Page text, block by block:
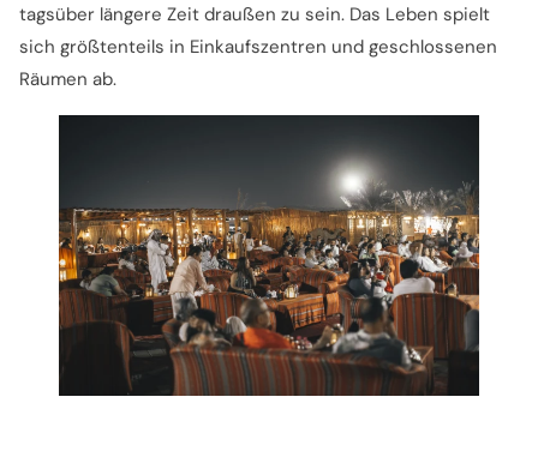
tagsüber längere Zeit draußen zu sein. Das Leben spielt
sich größtenteils in Einkaufszentren und geschlossenen
Räumen ab.